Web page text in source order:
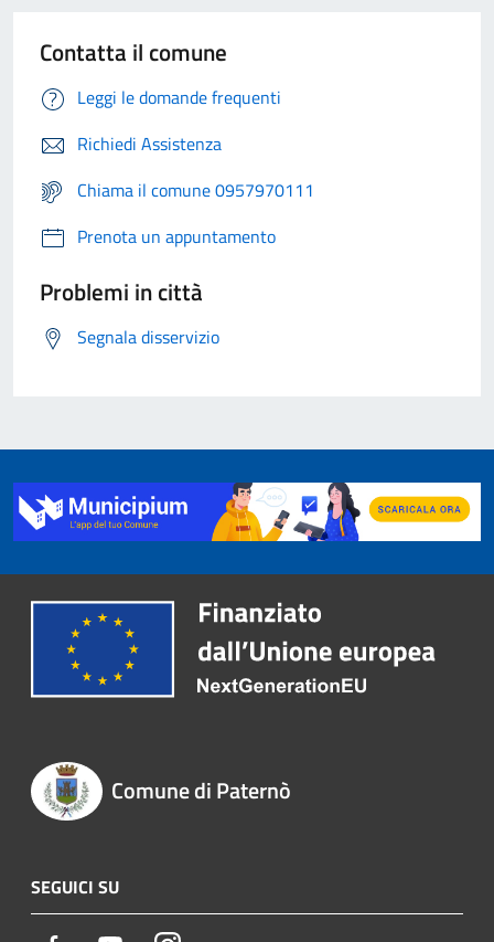
Contatta il comune
Leggi le domande frequenti
Richiedi Assistenza
Chiama il comune 0957970111
Prenota un appuntamento
Problemi in città
Segnala disservizio
Comune di Paternò
SEGUICI SU